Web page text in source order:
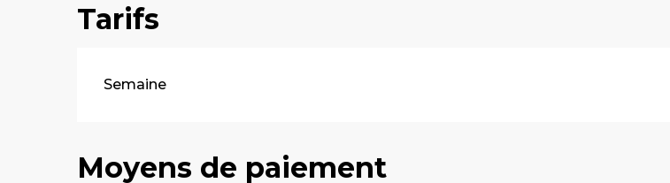
Tarifs
Tarifs 2026
Semaine
Moyens de paiement